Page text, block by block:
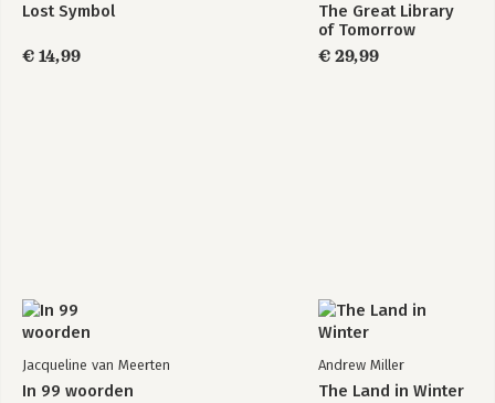
Lost Symbol
€ 14,99
The Great Library
of Tomorrow
€ 29,99
Jacqueline van Meerten
In 99 woorden
Andrew Miller
The Land in Winter